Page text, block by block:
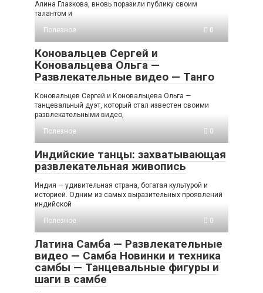
Алина Глазкова, вновь поразили публику своим
талантом и
Полезное
0
Коновальцев Сергей и
Коновальцева Ольга —
Развлекательные видео — Танго
Коновальцев Сергей и Коновальцева Ольга —
танцевальный дуэт, который стал известен своими
развлекательными видео,
Полезное
0
Индийские танцы: захватывающая
развлекательная живопись
Индия — удивительная страна, богатая культурой и
историей. Одним из самых выразительных проявлений
индийской
Полезное
0
Латина Самба — Развлекательные
видео — Самба Новинки и техника
самбы — Танцевальные фигуры и
шаги в самбе